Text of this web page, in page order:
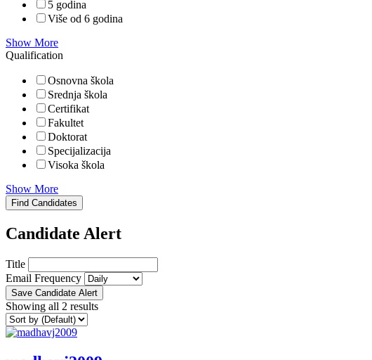
5 godina
Više od 6 godina
Show More
Qualification
Osnovna škola
Srednja škola
Certifikat
Fakultet
Doktorat
Specijalizacija
Visoka škola
Show More
Find Candidates
Candidate Alert
Title
Email Frequency
Save Candidate Alert
Showing all 2 results